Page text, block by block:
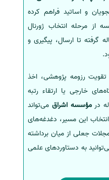
و اساتید فراهم کرده
مرحله انتخاب ژورنال
گرفته تا ارسال، پیگیری و
تقویت رزومه پژوهشی، اخذ
خارجی یا ارتقاء رتبه
درمؤسسه اشراق می‌تواند
این مسیر، دغدغه‌های
مجلات جعلی از میان برداشته
به دستاوردهای علمی